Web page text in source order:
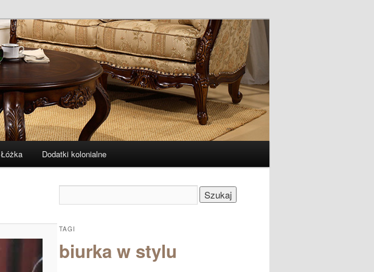
Szukaj
Łóżka Dodatki kolonialne
TAGI
biurka w stylu